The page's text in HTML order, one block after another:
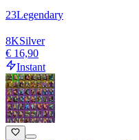
23Legendary
8KSilver
€ 16,90
Instant